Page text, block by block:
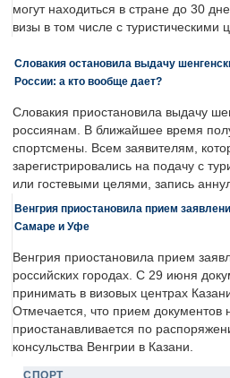
могут находиться в стране до 30
визы в том числе с туристическими
Словакия остановила выдачу
России: а кто вообще дает?
Словакия приостановила выдачу
россиянам. В ближайшее время
спортсмены. Всем заявителям,
зарегистрировались на подачу с
или гостевыми целями, запись
Венгрия приостановила прием
Самаре и Уфе
Венгрия приостановила прием
российских городах. С 29 июня
принимать в визовых центрах
Отмечается, что прием документов
приостанавливается по
консульства Венгрии в Казани.
СПОРТ